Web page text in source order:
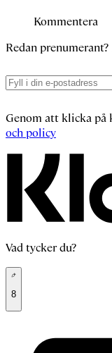
Kommentera
Redan prenumerant?
Genom att klicka på
och policy
Vad tycker du?
8